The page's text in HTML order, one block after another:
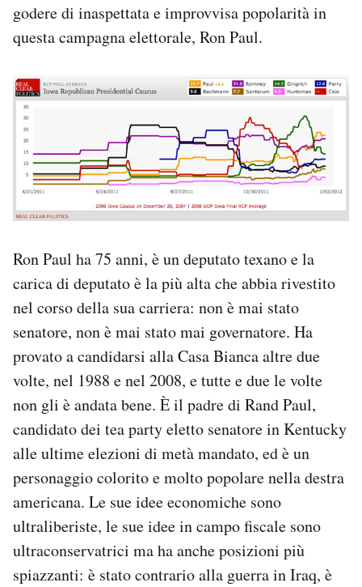
godere di inaspettata e improvvisa popolarità in
questa campagna elettorale, Ron Paul.
Ron Paul ha 75 anni, è un deputato texano e la
carica di deputato è la più alta che abbia rivestito
nel corso della sua carriera: non è mai stato
senatore, non è mai stato mai governatore. Ha
provato a candidarsi alla Casa Bianca altre due
volte, nel 1988 e nel 2008, e tutte e due le volte
non gli è andata bene. È il padre di Rand Paul,
candidato dei tea party eletto senatore in Kentucky
alle ultime elezioni di metà mandato, ed è un
personaggio colorito e molto popolare nella destra
americana. Le sue idee economiche sono
ultraliberiste, le sue idee in campo fiscale sono
ultraconservatrici ma ha anche posizioni più
spiazzanti: è stato contrario alla guerra in Iraq, è